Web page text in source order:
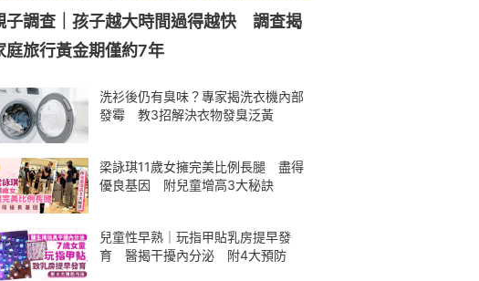
子調查｜孩子越大時間過得越快 調查揭
庭旅行黃金期僅約7年
洗衫後仍有臭味？專家揭洗衣機內部
發霉 教3招解決衣物發臭泛黃
梁詠琪11歲女擁完美比例長腿 盡得
優良基因 附兒童增高3大秘訣
兒童性早熟｜玩指甲貼乳房提早發
育 醫揭干擾內分泌 附4大預防